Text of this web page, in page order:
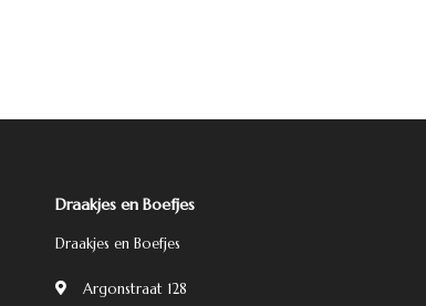
Draakjes en Boefjes
Draakjes en Boefjes
Argonstraat 128